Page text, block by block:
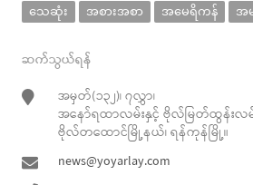
သေဆုံး
အစားအစာ အမေရိကန် အ
ဆက်သွယ်ရန်
အမှတ်(၁၃၂)၊ ၇လွှာ၊
အနော်ရထာလမ်းနှင့် ဗိုလ်မြတ်ထွန်းလမ်
ဗိုလ်တထောင်မြို့နယ်၊ ရန်ကုန်မြို့။
news@yoyarlay.com